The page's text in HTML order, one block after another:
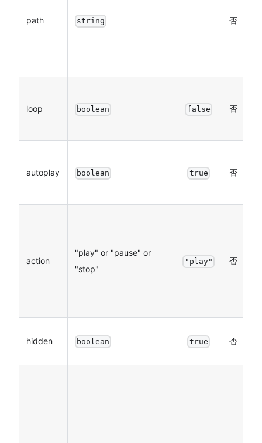
path string 否
loop boolean false 否
autoplay boolean true 否
action
"play" or "pause" or
"stop"
"play" 否
hidden boolean true 否